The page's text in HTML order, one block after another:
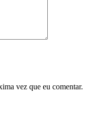
vez que eu comentar.